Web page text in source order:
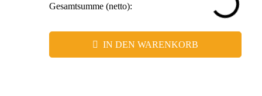
Gesamtsumme (netto):
IN DEN WARENKORB